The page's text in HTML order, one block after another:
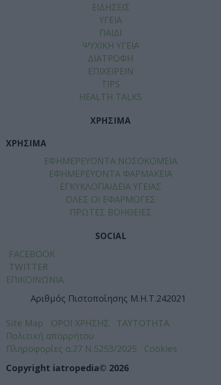
ΕΙΔΗΣΕΙΣ
ΥΓΕΙΑ
ΠΑΙΔΙ
ΨΥΧΙΚΗ ΥΓΕΙΑ
ΔΙΑΤΡΟΦΗ
ΕΠΙΧΕΙΡΕΙΝ
TIPS
HEALTH TALKS
ΧΡΗΣΙΜΑ
ΧΡΗΣΙΜΑ
ΕΦΗΜΕΡΕΥΟΝΤΑ ΝΟΣΟΚΟΜΕΙΑ
ΕΦΗΜΕΡΕΥΟΝΤΑ ΦΑΡΜΑΚΕΙΑ
ΕΓΚΥΚΛΟΠΑΙΔΕΙΑ ΥΓΕΙΑΣ
ΟΛΕΣ ΟΙ ΕΦΑΡΜΟΓΕΣ
ΠΡΩΤΕΣ ΒΟΗΘΕΙΕΣ
SOCIAL
FACEBOOK
TWITTER
ΕΠΙΚΟΙΝΩΝΙΑ
Αριθμός Πιστοποίησης Μ.Η.Τ.242021
Site Map ΟΡΟΙ ΧΡΗΣΗΣ
ΤΑΥΤΟΤΗΤΑ
Πολιτική απορρήτου
Πληροφορίες α.27 Ν.5253/2025
Cookies
Copyright iatropedia© 2026